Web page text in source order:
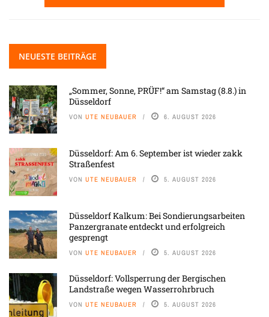
NEUESTE BEITRÄGE
„Sommer, Sonne, PRÜF!“ am Samstag (8.8.) in
Düsseldorf
VON UTE NEUBAUER 6. AUGUST 2026
Düsseldorf: Am 6. September ist wieder zakk
Straßenfest
VON UTE NEUBAUER 5. AUGUST 2026
Düsseldorf Kalkum: Bei Sondierungsarbeiten
Panzergranate entdeckt und erfolgreich
gesprengt
VON UTE NEUBAUER 5. AUGUST 2026
Düsseldorf: Vollsperrung der Bergischen
Landstraße wegen Wasserrohrbruch
VON UTE NEUBAUER 5. AUGUST 2026